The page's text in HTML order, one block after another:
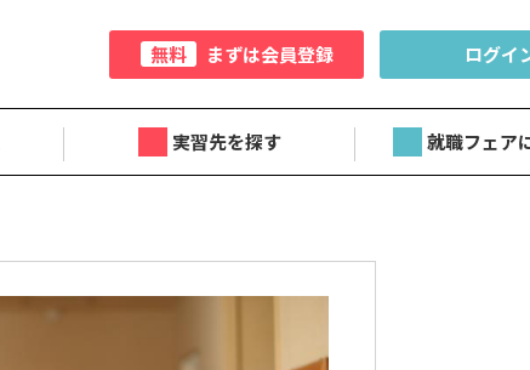
無料 まずは会員登録 ログイ
実習先を探す 就職フェア